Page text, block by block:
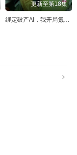
更新至第18集
绑定破产AI，我开局氪成大神 动态漫